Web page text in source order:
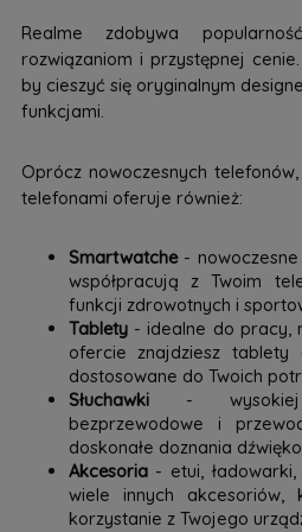
Realme zdobywa
rozwiązaniom i przystępnej
by cieszyć się oryginalnym
funkcjami.
Oprócz nowoczesnych
telefonami oferuje również:
Smartwatche- nowoczesne
współpracują z Twoim
funkcji zdrowotnych i
Tablety- idealne do pracy,
ofercie znajdziesz
dostosowane do Twoich
Słuchawki- wysokiej
bezprzewodowe i
doskonałe doznania
Akcesoria- etui, ładowarki,
wiele innych akcesoriów,
korzystanie z Twojego